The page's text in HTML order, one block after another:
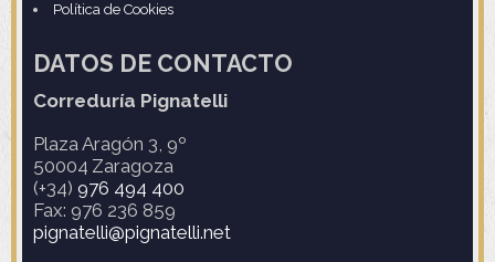
Política de Cookies
DATOS DE CONTACTO
Correduría Pignatelli
Plaza Aragón 3, 9º
50004 Zaragoza
(+34) 976 494 400
Fax: 976 236 859
pignatelli@pignatelli.net